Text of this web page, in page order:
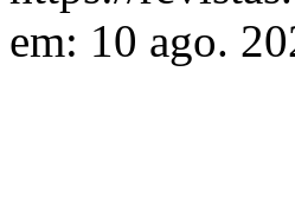
em: 10 ago.